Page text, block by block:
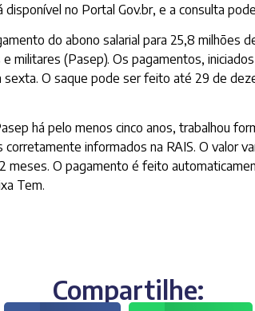
no Portal Gov.br, e a consulta
do abono salarial para 25,8 milhões
militares (Pasep). Os pagamentos,
O saque pode ser feito até 29 de
há pelo menos cinco anos, trabalhou
informados na RAIS. O valor
meses. O pagamento é feito
Tem.
Compartilhe: